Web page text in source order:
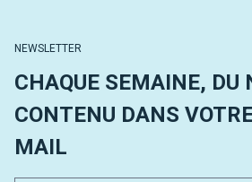
NEWSLETTER
CHAQUE SEMAINE, DU
CONTENU DANS
MAIL